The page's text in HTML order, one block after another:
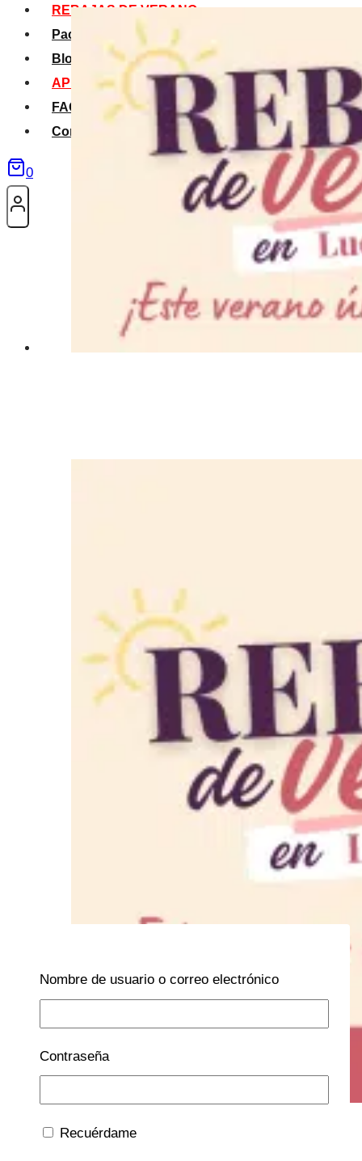
REBAJAS DE VERANO
Packs Verano
Blog
APP La Tribu
FAQS
Contacto
0
Nombre de usuario o correo electrónico
Contraseña
Recuérdame